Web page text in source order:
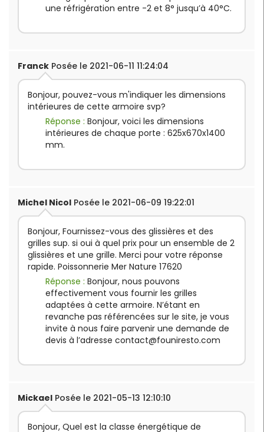
une réfrigération entre -2 et 8° jusqu’à 40°C.
Franck Posée le 2021-06-11 11:24:04
Bonjour, pouvez-vous m'indiquer les dimensions
intérieures de cette armoire svp?
Réponse : Bonjour, voici les dimensions
intérieures de chaque porte : 625x670x1400
mm.
Michel Nicol Posée le 2021-06-09 19:22:01
Bonjour, Fournissez-vous des glissières et des
grilles sup. si oui à quel prix pour un ensemble de 2
glissières et une grille. Merci pour votre réponse
rapide. Poissonnerie Mer Nature 17620
Réponse : Bonjour, nous pouvons
effectivement vous fournir les grilles
adaptées à cette armoire. N’étant en
revanche pas référencées sur le site, je vous
invite à nous faire parvenir une demande de
devis à l’adresse contact@founiresto.com
Mickael Posée le 2021-05-13 12:10:10
Bonjour, Quel est la classe énergétique de